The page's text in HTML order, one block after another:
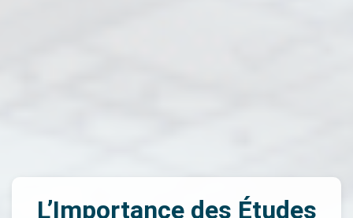
L’Importance des Études